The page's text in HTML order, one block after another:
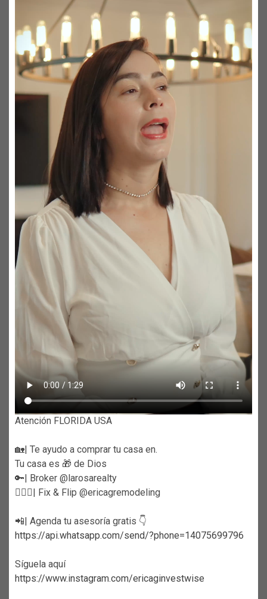
Atención FLORIDA USA
🏡| Te ayudo a comprar tu casa en.
Tu casa es 🎁 de Dios
🔑| Broker @larosarealty
👷🏼‍♀️| Fix & Flip @ericagremodeling
📲| Agenda tu asesoría gratis 👇
https://api.whatsapp.com/send/?phone=14075699796
Síguela aquí
https://www.instagram.com/ericaginvestwise